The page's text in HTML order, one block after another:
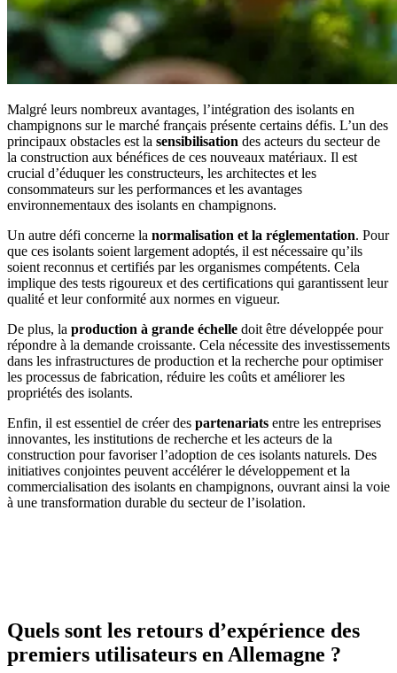
Malgré leurs nombreux avantages, l’intégration des isolants en
champignons sur le marché français présente certains défis. L’un des
principaux obstacles est la sensibilisation des acteurs du secteur de
la construction aux bénéfices de ces nouveaux matériaux. Il est
crucial d’éduquer les constructeurs, les architectes et les
consommateurs sur les performances et les avantages
environnementaux des isolants en champignons.
Un autre défi concerne la normalisation et la réglementation. Pour
que ces isolants soient largement adoptés, il est nécessaire qu’ils
soient reconnus et certifiés par les organismes compétents. Cela
implique des tests rigoureux et des certifications qui garantissent leur
qualité et leur conformité aux normes en vigueur.
De plus, la production à grande échelle doit être développée pour
répondre à la demande croissante. Cela nécessite des investissements
dans les infrastructures de production et la recherche pour optimiser
les processus de fabrication, réduire les coûts et améliorer les
propriétés des isolants.
Enfin, il est essentiel de créer des partenariats entre les entreprises
innovantes, les institutions de recherche et les acteurs de la
construction pour favoriser l’adoption de ces isolants naturels. Des
initiatives conjointes peuvent accélérer le développement et la
commercialisation des isolants en champignons, ouvrant ainsi la voie
à une transformation durable du secteur de l’isolation.
Quels sont les retours d’expérience des
premiers utilisateurs en Allemagne ?